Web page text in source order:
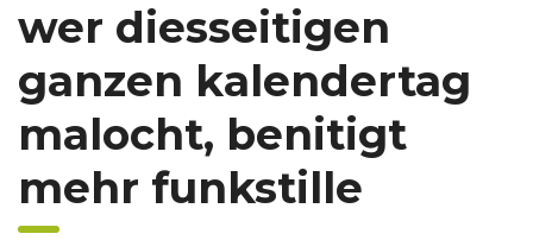
wer diesseitigen
ganzen kalendertag
malocht, benitigt
mehr funkstille